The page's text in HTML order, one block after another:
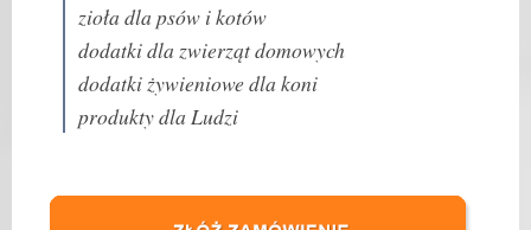
zioła dla psów i kotów
dodatki dla zwierząt domowych
dodatki żywieniowe dla koni
produkty dla Ludzi